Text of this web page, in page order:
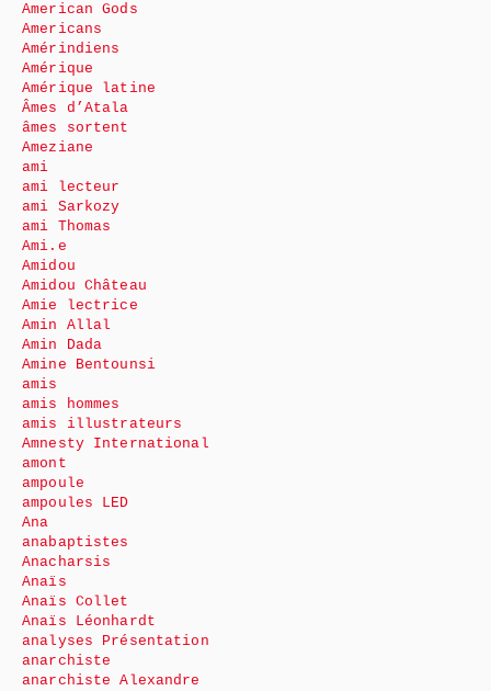
American Gods
Americans
Amérindiens
Amérique
Amérique latine
Âmes d’Atala
âmes sortent
Ameziane
ami
ami lecteur
ami Sarkozy
ami Thomas
Ami.e
Amidou
Amidou Château
Amie lectrice
Amin Allal
Amin Dada
Amine Bentounsi
amis
amis hommes
amis illustrateurs
Amnesty International
amont
ampoule
ampoules LED
Ana
anabaptistes
Anacharsis
Anaïs
Anaïs Collet
Anaïs Léonhardt
analyses Présentation
anarchiste
anarchiste Alexandre